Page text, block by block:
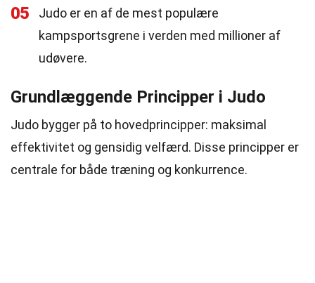
05
Judo er en af de mest populære
kampsportsgrene i verden med millioner af
udøvere.
Grundlæggende Principper i Judo
Judo bygger på to hovedprincipper: maksimal
effektivitet og gensidig velfærd. Disse principper er
centrale for både træning og konkurrence.